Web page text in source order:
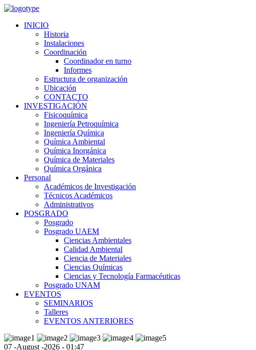
INICIO
Historia
Instalaciones
Coordinación
Coordinador en turno
Informes
Estructura de organización
Ubicación
CONTACTO
INVESTIGACIÓN
Fisicoquímica
Ingeniería Petroquímica
Ingeniería Química
Química Ambiental
Química Inorgánica
Química de Materiales
Química Orgánica
Personal
Académicos de Investigación
Técnicos Académicos
Administrativos
POSGRADO
Posgrado
Posgrado UAEM
Ciencias Ambientales
Calidad Ambiental
Ciencia de Materiales
Ciencias Químicas
Ciencias y Tecnología Farmacéuticas
Posgrado UNAM
EVENTOS
SEMINARIOS
Talleres
EVENTOS ANTERIORES
07 -August -2026 - 01:47